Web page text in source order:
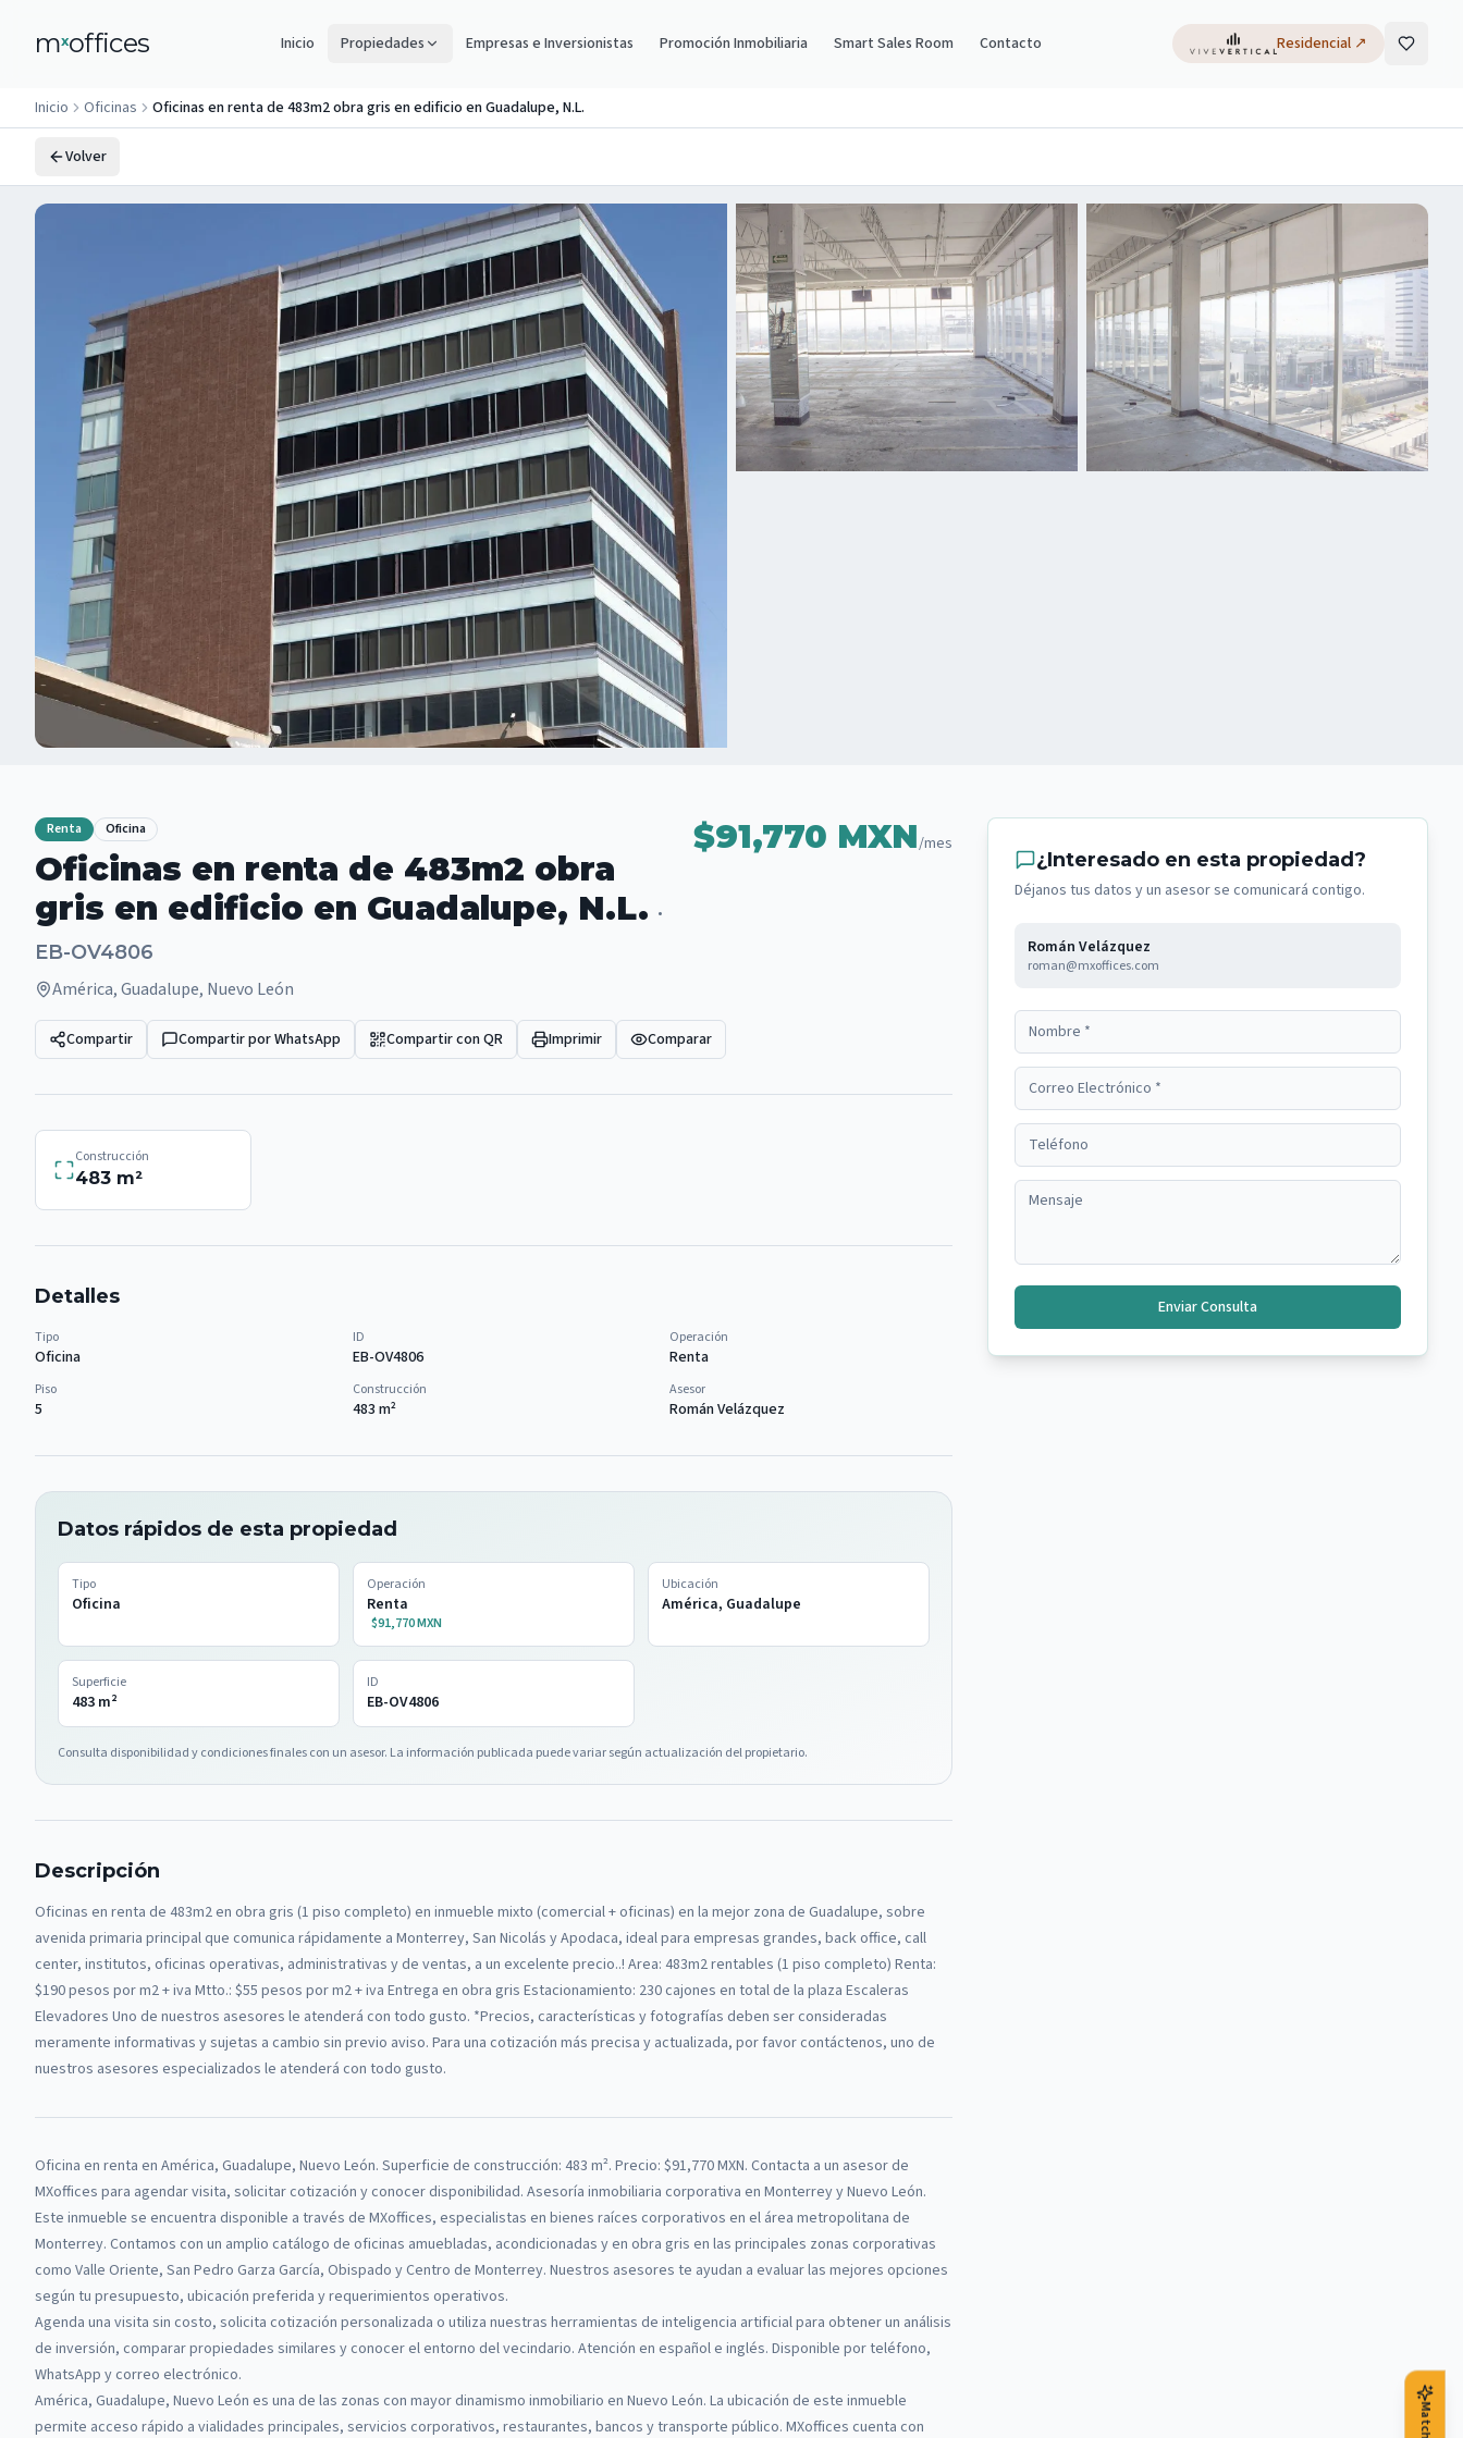
mxoffices Inicio Propiedades Empresas e Inversionistas Promoción Inmobiliaria Smart Sales Room Contacto Residencial ↗
Inicio Oficinas Oficinas en renta de 483m2 obra gris en edificio en Guadalupe, N.L.
Volver
Renta Oficina
Oficinas en renta de 483m2 obra
gris en edificio en Guadalupe, N.L. ·
EB-OV4806
América, Guadalupe, Nuevo León
$91,770 MXN/mes
Compartir Compartir por WhatsApp Compartir con QR Imprimir Comparar
Construcción
483 m²
Detalles
Tipo
Oficina
ID
EB-OV4806
Operación
Renta
Piso
5
Construcción
483 m²
Asesor
Román Velázquez
Datos rápidos de esta propiedad
Tipo
Oficina
Operación
Renta
$91,770 MXN
Ubicación
América, Guadalupe
Superficie
483 m²
ID
EB-OV4806
Consulta disponibilidad y condiciones finales con un asesor. La información publicada puede variar según actualización del propietario.
Descripción
Oficinas en renta de 483m2 en obra gris (1 piso completo) en inmueble mixto (comercial + oficinas) en la mejor zona de Guadalupe, sobre
avenida primaria principal que comunica rápidamente a Monterrey, San Nicolás y Apodaca, ideal para empresas grandes, back office, call
center, institutos, oficinas operativas, administrativas y de ventas, a un excelente precio..! Area: 483m2 rentables (1 piso completo) Renta:
$190 pesos por m2 + iva Mtto.: $55 pesos por m2 + iva Entrega en obra gris Estacionamiento: 230 cajones en total de la plaza Escaleras
Elevadores Uno de nuestros asesores le atenderá con todo gusto. *Precios, características y fotografías deben ser consideradas
meramente informativas y sujetas a cambio sin previo aviso. Para una cotización más precisa y actualizada, por favor contáctenos, uno de
nuestros asesores especializados le atenderá con todo gusto.
Oficina en renta en América, Guadalupe, Nuevo León. Superficie de construcción: 483 m². Precio: $91,770 MXN. Contacta a un asesor de
MXoffices para agendar visita, solicitar cotización y conocer disponibilidad. Asesoría inmobiliaria corporativa en Monterrey y Nuevo León.
Este inmueble se encuentra disponible a través de MXoffices, especialistas en bienes raíces corporativos en el área metropolitana de
Monterrey. Contamos con un amplio catálogo de oficinas amuebladas, acondicionadas y en obra gris en las principales zonas corporativas
como Valle Oriente, San Pedro Garza García, Obispado y Centro de Monterrey. Nuestros asesores te ayudan a evaluar las mejores opciones
según tu presupuesto, ubicación preferida y requerimientos operativos.
Agenda una visita sin costo, solicita cotización personalizada o utiliza nuestras herramientas de inteligencia artificial para obtener un análisis
de inversión, comparar propiedades similares y conocer el entorno del vecindario. Atención en español e inglés. Disponible por teléfono,
WhatsApp y correo electrónico.
América, Guadalupe, Nuevo León es una de las zonas con mayor dinamismo inmobiliario en Nuevo León. La ubicación de este inmueble
permite acceso rápido a vialidades principales, servicios corporativos, restaurantes, bancos y transporte público. MXoffices cuenta con
¿Interesado en esta propiedad?
Déjanos tus datos y un asesor se comunicará contigo.
Román Velázquez
roman@mxoffices.com
Enviar Consulta